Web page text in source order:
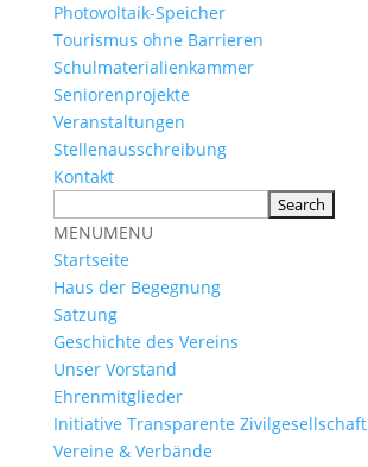
Photovoltaik-Speicher
Tourismus ohne Barrieren
Schulmaterialienkammer
Seniorenprojekte
Veranstaltungen
Stellenausschreibung
Kontakt
MENUMENU
Startseite
Haus der Begegnung
Satzung
Geschichte des Vereins
Unser Vorstand
Ehrenmitglieder
Initiative Transparente Zivilgesellschaft
Vereine & Verbände